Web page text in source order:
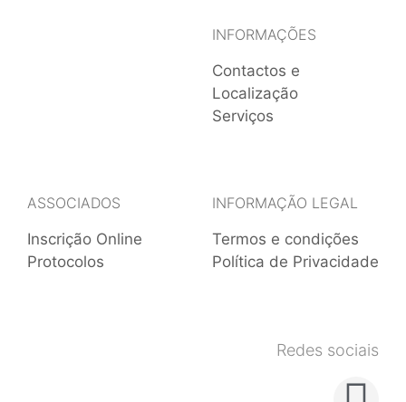
INFORMAÇÕES
Contactos e
Localização
Serviços
ASSOCIADOS
Inscrição Online
Protocolos
INFORMAÇÃO LEGAL
Termos e condições
Política de Privacidade
Redes sociais